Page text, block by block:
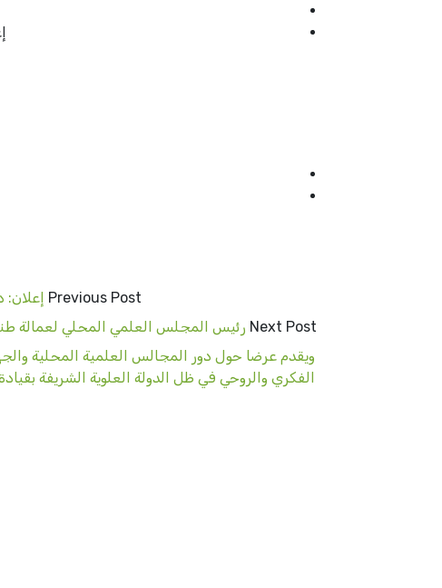
Previous Post إعلان:
Next Post رئيس المجلس العلمي المحلي لعمالة
ويقدم عرضا حول دور المجالس العلمية المحلية
الفكري والروحي في ظل الدولة العلوية الشريفة